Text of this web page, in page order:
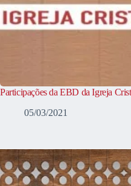
Participações da EBD da Igreja
05/03/2021